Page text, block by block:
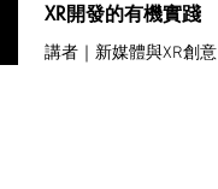
XR開發的有機實踐
講者｜新媒體與XR創意